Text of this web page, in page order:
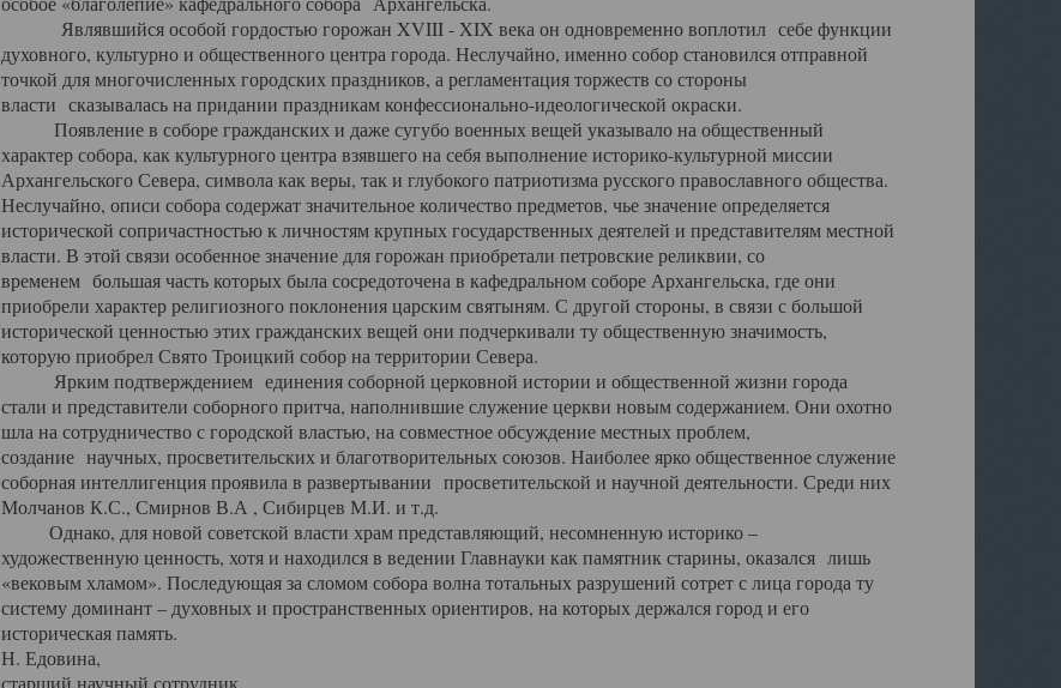
Являвшийся особой гордостью горожан XVIII - XIX века он одновременно воплотил себе функции
духовного, культурно и общественного центра города. Неслучайно, именно собор становился отправной
точкой для многочисленных городских праздников, а регламентация торжеств со стороны
власти сказывалась на придании праздникам конфессионально-идеологической окраски.
Появление в соборе гражданских и даже сугубо военных вещей указывало на общественный
характер собора, как культурного центра взявшего на себя выполнение историко-культурной миссии
Архангельского Севера, символа как веры, так и глубокого патриотизма русского православного общества.
Неслучайно, описи собора содержат значительное количество предметов, чье значение определяется
исторической сопричастностью к личностям крупных государственных деятелей и представителям местной
власти. В этой связи особенное значение для горожан приобретали петровские реликвии, со
временем большая часть которых была сосредоточена в кафедральном соборе Архангельска, где они
приобрели характер религиозного поклонения царским святыням. С другой стороны, в связи с большой
исторической ценностью этих гражданских вещей они подчеркивали ту общественную значимость,
которую приобрел Свято Троицкий собор на территории Севера.
Ярким подтверждением единения соборной церковной истории и общественной жизни города
стали и представители соборного притча, наполнившие служение церкви новым содержанием. Они охотно
шла на сотрудничество с городской властью, на совместное обсуждение местных проблем,
создание научных, просветительских и благотворительных союзов. Наиболее ярко общественное служение
соборная интеллигенция проявила в развертывании просветительской и научной деятельности. Среди них
Молчанов К.С., Смирнов В.А , Сибирцев М.И. и т.д.
Однако, для новой советской власти храм представляющий, несомненную историко –
художественную ценность, хотя и находился в ведении Главнауки как памятник старины, оказался лишь
«вековым хламом». Последующая за сломом собора волна тотальных разрушений сотрет с лица города ту
систему доминант – духовных и пространственных ориентиров, на которых держался город и его
историческая память.
Н. Едовина,
старший научный сотрудник